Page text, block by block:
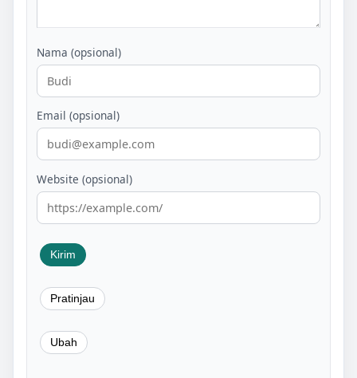
Nama (opsional)
Email (opsional)
Website (opsional)